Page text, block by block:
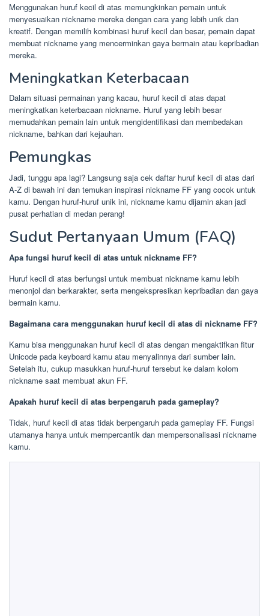
Menggunakan huruf kecil di atas memungkinkan pemain untuk
menyesuaikan nickname mereka dengan cara yang lebih unik dan
kreatif. Dengan memilih kombinasi huruf kecil dan besar, pemain dapat
membuat nickname yang mencerminkan gaya bermain atau kepribadian
mereka.
Meningkatkan Keterbacaan
Dalam situasi permainan yang kacau, huruf kecil di atas dapat
meningkatkan keterbacaan nickname. Huruf yang lebih besar
memudahkan pemain lain untuk mengidentifikasi dan membedakan
nickname, bahkan dari kejauhan.
Pemungkas
Jadi, tunggu apa lagi? Langsung saja cek daftar huruf kecil di atas dari
A-Z di bawah ini dan temukan inspirasi nickname FF yang cocok untuk
kamu. Dengan huruf-huruf unik ini, nickname kamu dijamin akan jadi
pusat perhatian di medan perang!
Sudut Pertanyaan Umum (FAQ)
Apa fungsi huruf kecil di atas untuk nickname FF?
Huruf kecil di atas berfungsi untuk membuat nickname kamu lebih
menonjol dan berkarakter, serta mengekspresikan kepribadian dan gaya
bermain kamu.
Bagaimana cara menggunakan huruf kecil di atas di nickname FF?
Kamu bisa menggunakan huruf kecil di atas dengan mengaktifkan fitur
Unicode pada keyboard kamu atau menyalinnya dari sumber lain.
Setelah itu, cukup masukkan huruf-huruf tersebut ke dalam kolom
nickname saat membuat akun FF.
Apakah huruf kecil di atas berpengaruh pada gameplay?
Tidak, huruf kecil di atas tidak berpengaruh pada gameplay FF. Fungsi
utamanya hanya untuk mempercantik dan mempersonalisasi nickname
kamu.